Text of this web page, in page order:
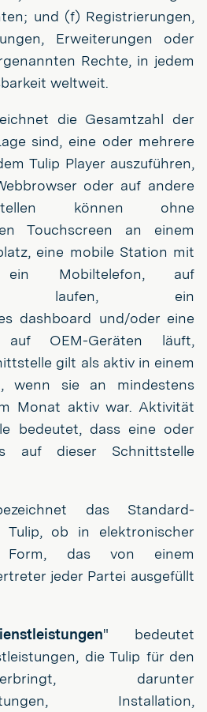
und (f) Registrierungen,
Erweiterungen oder
Rechte, in jedem
weltweit.
die Gesamtzahl der
sind, eine oder mehrere
Tulip Player auszuführen,
oder auf andere
können ohne
Touchscreen an einem
eine mobile Station mit
Mobiltelefon, auf
laufen, ein
dashboard und/oder eine
OEM-Geräten läuft,
gilt als aktiv in einem
wenn sie an mindestens
Monat aktiv war. Aktivität
bedeutet, dass eine oder
auf dieser Schnittstelle
das Standard-
Tulip, ob in elektronischer
Form, das von einem
jeder Partei ausgefüllt
" bedeutet
die Tulip für den
darunter
Installation,